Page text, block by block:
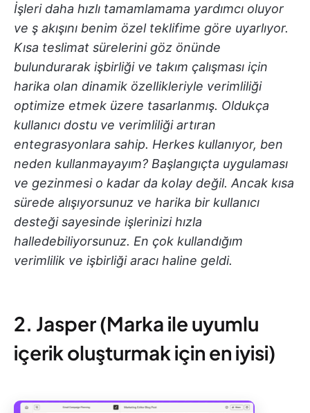
İşleri daha hızlı tamamlamama yardımcı oluyor
ve ş akışını benim özel teklifime göre uyarlıyor.
Kısa teslimat sürelerini göz önünde
bulundurarak işbirliği ve takım çalışması için
harika olan dinamik özellikleriyle verimliliği
optimize etmek üzere tasarlanmış. Oldukça
kullanıcı dostu ve verimliliği artıran
entegrasyonlara sahip. Herkes kullanıyor, ben
neden kullanmayayım? Başlangıçta uygulaması
ve gezinmesi o kadar da kolay değil. Ancak kısa
sürede alışıyorsunuz ve harika bir kullanıcı
desteği sayesinde işlerinizi hızla
halledebiliyorsunuz. En çok kullandığım
verimlilik ve işbirliği aracı haline geldi.
2. Jasper (Marka ile uyumlu
içerik oluşturmak için en iyisi)